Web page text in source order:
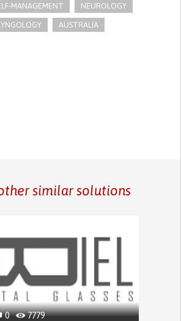
MANAGEMENT NEUROLOGY
AUSTRALIA
similar solutions
0 7779